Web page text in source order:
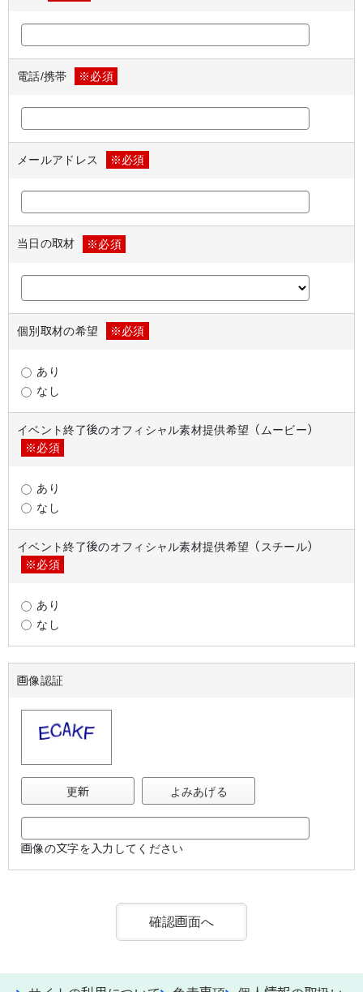
電話/携帯 ※必須
メールアドレス ※必須
当日の取材 ※必須
個別取材の希望 ※必須
あり
なし
イベント終了後のオフィシャル素材提供希望（ムービー）
※必須
あり
なし
イベント終了後のオフィシャル素材提供希望（スチール）
※必須
あり
なし
画像認証
更新 よみあげる
画像の文字を入力してください